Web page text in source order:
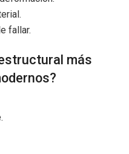
fallar.
más